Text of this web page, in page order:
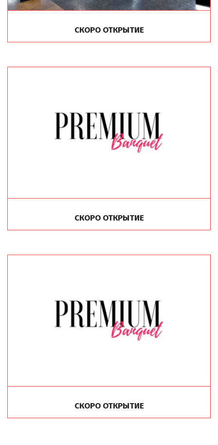
ПОДРОБНЕЕ
12 уникальных залов с
обслуживанием и полным
техническим оснащением
СКОРО ОТКРЫТИЕ
СКОРО ОТКРЫТИЕ
СКОРО ОТКРЫТИЕ